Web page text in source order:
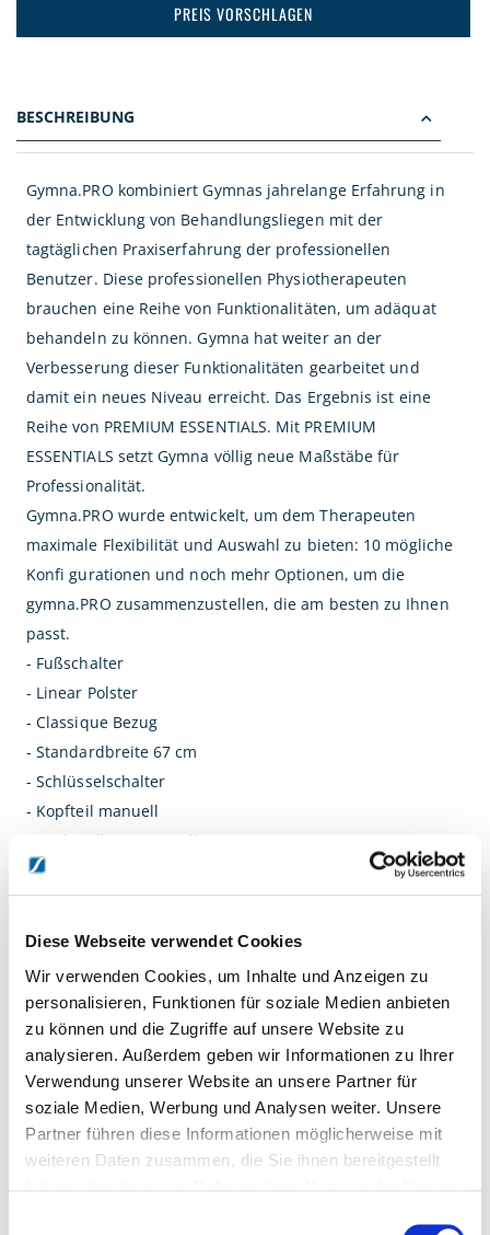
Diese Webseite verwendet Cookies
Wir verwenden Cookies, um Inhalte und Anzeigen zu
personalisieren, Funktionen für soziale Medien anbieten
zu können und die Zugriffe auf unsere Website zu
analysieren. Außerdem geben wir Informationen zu Ihrer
Verwendung unserer Website an unsere Partner für
soziale Medien, Werbung und Analysen weiter. Unsere
Partner führen diese Informationen möglicherweise mit
weiteren Daten zusammen, die Sie ihnen bereitgestellt
PREIS VORSCHLAGEN
BESCHREIBUNG
Gymna.PRO kombiniert Gymnas jahrelange Erfahrung in
der Entwicklung von Behandlungsliegen mit der
tagtäglichen Praxiserfahrung der professionellen
Benutzer. Diese professionellen Physiotherapeuten
brauchen eine Reihe von Funktionalitäten, um adäquat
behandeln zu können. Gymna hat weiter an der
Verbesserung dieser Funktionalitäten gearbeitet und
damit ein neues Niveau erreicht. Das Ergebnis ist eine
Reihe von PREMIUM ESSENTIALS. Mit PREMIUM
ESSENTIALS setzt Gymna völlig neue Maßstäbe für
Professionalität.
Gymna.PRO wurde entwickelt, um dem Therapeuten
maximale Flexibilität und Auswahl zu bieten: 10 mögliche
Konfi gurationen und noch mehr Optionen, um die
gymna.PRO zusammenzustellen, die am besten zu Ihnen
passt.
- Fußschalter
- Linear Polster
- Classique Bezug
- Standardbreite 67 cm
- Schlüsselschalter
- Kopfteil manuell
- Dachstellung manuell
- Rückenteil manuell
- One Click Armstützen mit Gesichtsöffnung und Ergomax
Abmessungen: 206 x 67 cm
Gewicht: ± 95 – 110 kg (modellabhängig)
Höhenverstellung: t ± 47 – 97 cm
Hebekapazität: max. 200 kg
Netzspannung: 100 - 240 VAC, 50 - 60 Hz
Stromverbrauch: n max. 3,0 A (modellabhängig)
Isolationsklasse: II